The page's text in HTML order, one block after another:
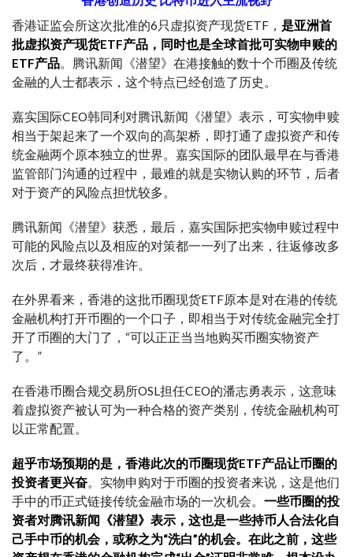
香港证监会所这次批准的6只虚拟资产现货ETF， 是亚洲首
批虚拟资产现货ETF产品，同时也是全球首批可实物申赎的
ETF产品 。腾讯新闻《潜望》在港接触的数十个币圈及传统
金融的人士都表示，这个特点已经创造了历史。
嘉实国际CEO韩同利对腾讯新闻《潜望》表示，可实物申赎
相当于架起来了一个双向的高架桥，即打通了虚拟资产和传
统金融两个原本独立的世界。嘉实国际的团队最早在与香港
监管部门沟通的过程中，最难的就是实物认购的环节，后者
对于资产的风险点担忧较多。
腾讯新闻《潜望》获悉，最后，嘉实国际把实物申赎过程中
可能的风险点以及相应的对策都一一列了出来，往返修改多
次后，才最终获得准许。
在外界看来，香港的这批币圈现货ETF原本是对在港的传统
金融机构打开币圈的一个口子，即相当于对传统金融完全打
开了币圈的大门了，“可以正正当当地购买币圈实物资产
了。”
在香港币圈合规交易所OSL担任CEO的潘志勇表示，这意味
着虚拟资产被认可为一种合格的资产类别，传统金融机构可
以正常配置。
超乎市场预期的是，香港此次的币圈现货ETF产品让币圈的
投资者更兴奋。实物申购对于币圈的投资者来说，这是他们
手中的币正式链接传统金融市场的一次机会。 一些币圈的投
资者对腾讯新闻《潜望》表示，这也是一些持币人合法化自
己手中币的机会，或称之为“洗白”的机会。在此之前，这些